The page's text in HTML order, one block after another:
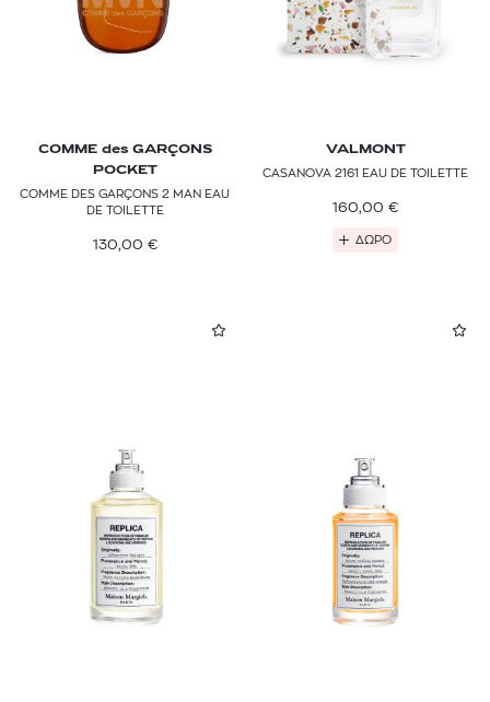
COMME des GARÇONS
POCKET
COMME DES GARÇONS 2 MAN EAU
DE TOILETTE
130,00 €
VALMONT
CASANOVA 2161 EAU DE TOILETTE
160,00 €
ΔΩΡΟ